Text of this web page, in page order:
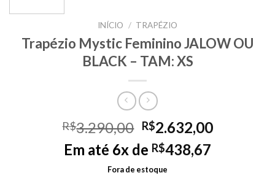
INÍCIO / TRAPÉZIO
Trapézio Mystic Feminino JALOW OU
BLACK – TAM: XS
R$3.290,00 Original
price
was:
R$3.290,00.
R$2.632,00Current
Em até 6x de R$438,67
Fora de estoque